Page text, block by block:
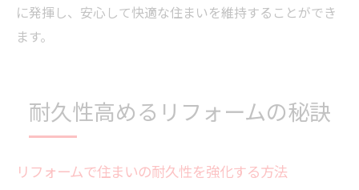
に発揮し、安心して快適な住まいを維持することができ
ます。
耐久性高めるリフォームの秘訣
リフォームで住まいの耐久性を強化する方法